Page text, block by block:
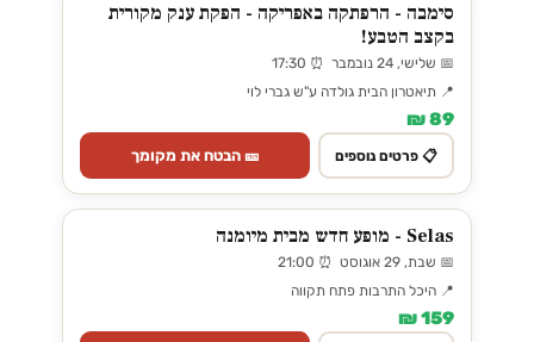
סימבה - הרפתקה באפריקה - הפקת ענק מקורית
בקצב הטבע!
📅 שלישי, 24 נובמבר ⏰ 17:30
📍 תיאטרון הבית גולדה ע"ש גברי לוי
89 ₪
📋 פרטים נוספים 🎫 הבטח את מקומך
Selas - מופע חדש מבית מיומנה
📅 שבת, 29 אוגוסט ⏰ 21:00
📍 היכל התרבות פתח תקווה
159 ₪